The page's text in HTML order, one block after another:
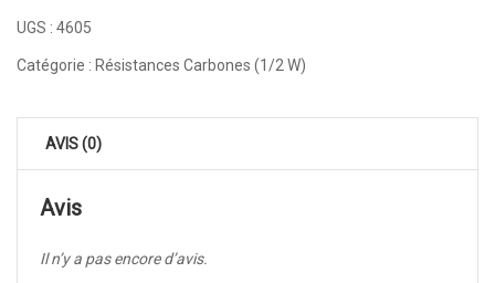
UGS : 4605
Catégorie : Résistances Carbones (1/2 W)
AVIS (0)
Avis
Il n’y a pas encore d’avis.